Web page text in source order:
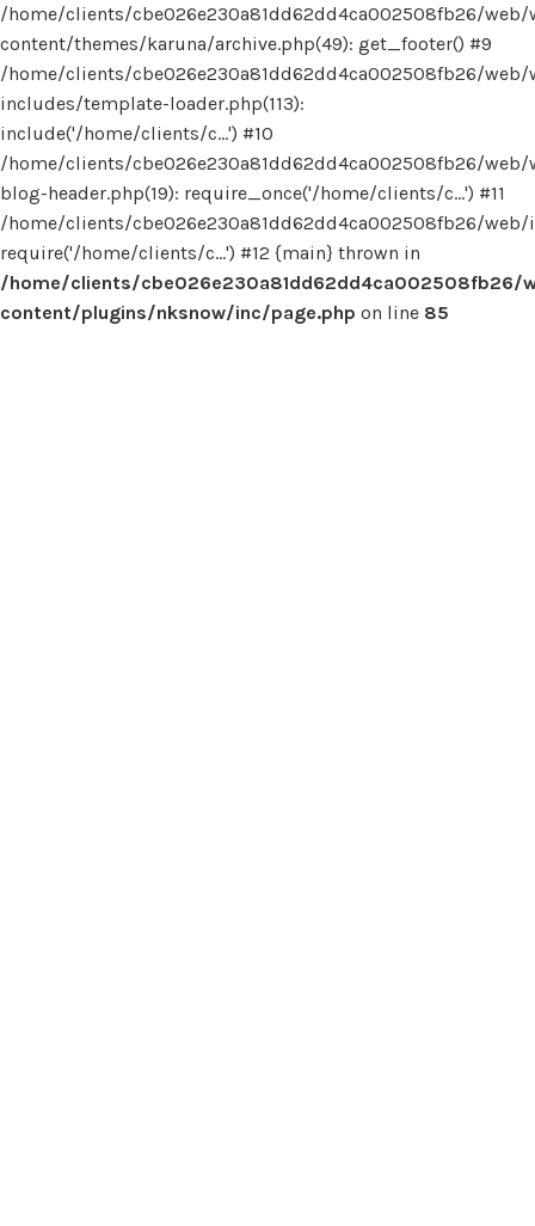
/home/clients/cbe026e230a81dd62dd4ca002508fb26/web/
content/themes/karuna/archive.php(49): get_footer() #9
/home/clients/cbe026e230a81dd62dd4ca002508fb26/web/
includes/template-loader.php(113):
include('/home/clients/c...') #10
/home/clients/cbe026e230a81dd62dd4ca002508fb26/web/
blog-header.php(19): require_once('/home/clients/c...') #11
/home/clients/cbe026e230a81dd62dd4ca002508fb26/web/
require('/home/clients/c...') #12 {main} thrown in
/home/clients/cbe026e230a81dd62dd4ca002508fb26/
content/plugins/nksnow/inc/page.php on line 85